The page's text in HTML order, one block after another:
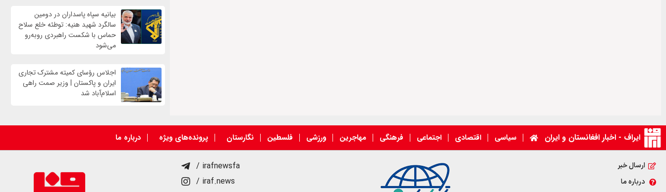
بیانیه سپاه پاسداران در دومین
سالگرد شهید هنیه: توطئه خلع سلاح
حماس با شکست راهبردی روبه‌رو
می‌شود
اجلاس رؤسای کمیته مشترک تجاری
ایران و پاکستان | وزیر صمت راهی
اسلام‌آباد شد
ایراف - اخبار افغانستان و ایران سیاسی اقتصادی اجتماعی فرهنگی مهاجرین ورزشی فلسطین نگارستان پرونده‌های ویژه درباره ما
ارسال خبر
درباره ما
/ irafnewsfa
/ iraf.news